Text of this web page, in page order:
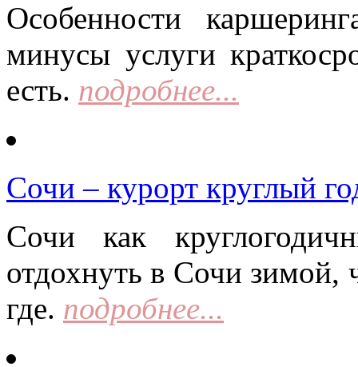
Особенности
минусы услуги
есть. подробнее...
Сочи – курорт круглый
Сочи как
отдохнуть в Сочи зимой,
где. подробнее...